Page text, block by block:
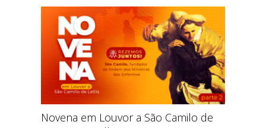
Novena em Louvor a São Camilo de